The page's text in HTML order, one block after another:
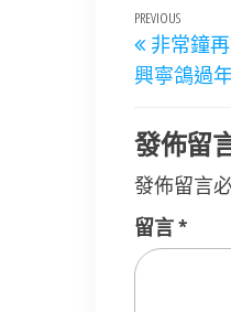
文
章
導
覽
Previous
Post
PREVIOUS
非常鐘
興寧鴿過
發佈留
發佈留言
留言*